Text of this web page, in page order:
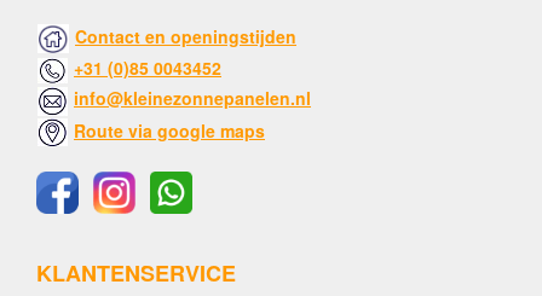
Contact en openingstijden
+31 (0)85 0043452
info@kleinezonnepanelen.nl
Route via google maps
KLANTENSERVICE